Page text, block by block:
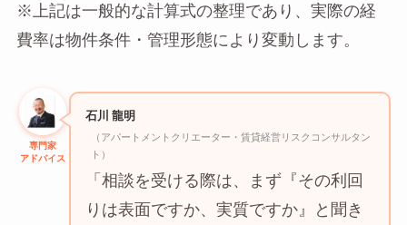
※上記は一般的な計算式の整理であり、実際の経
費率は物件条件・管理形態により変動します。
専門家
アドバイス
石川 龍明
（アパートメントクリエーター・賃貸経営リスクコンサルタン
ト）
「相談を受ける際は、まず『その利回
りは表面ですか、実質ですか』と聞き